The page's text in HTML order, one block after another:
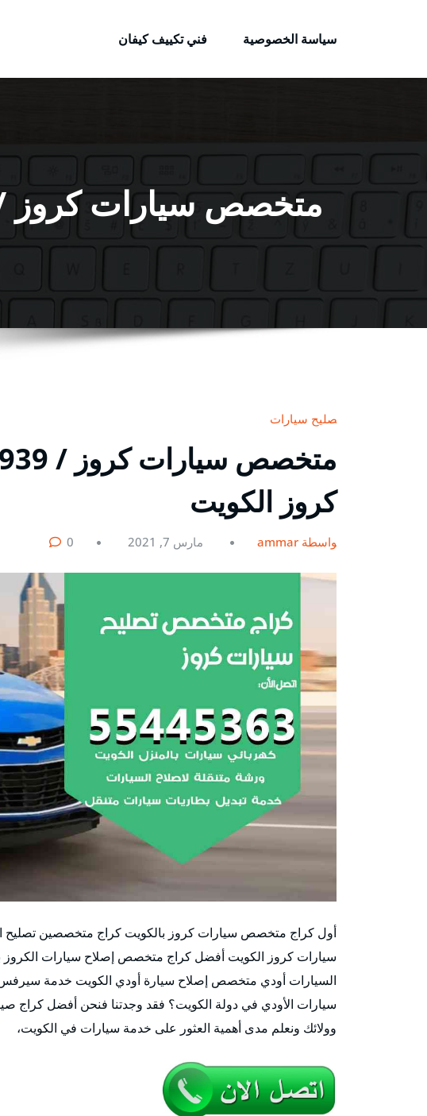
سياسة الخصوصية
فني تكييف كيفان
متخصص سيارات كروز / 51232939‬ / كراج تصليح كروز
تصليح سيارات
كروز الكويت
بواسطة ammar مارس 7, 2021 0
أول كراج متخصص سيارات كروز بالكويت كراج متخصصين
سيارات كروز الكويت أفضل كراج متخصص إصلاح سيارات الكروز
السيارات أودي متخصص إصلاح سيارة أودي الكويت خدمة
سيارات الأودي في دولة الكويت؟ فقد وجدتنا فنحن أفضل كراج
وولائك ونعلم مدى أهمية العثور على خدمة سيارات في الكويت،